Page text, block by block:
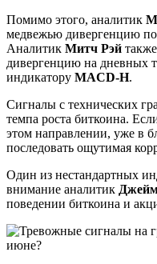
Помимо этого, аналитик
медвежью дивергенцию по
Аналитик Митч Рэй
дивергенцию на дневных
индикатору MACD-H.
Сигналы с технических
темпа роста биткоина.
этом направлении, уже в
последовать ощутимая
Один из нестандартных
внимание аналитик
поведении биткоина и